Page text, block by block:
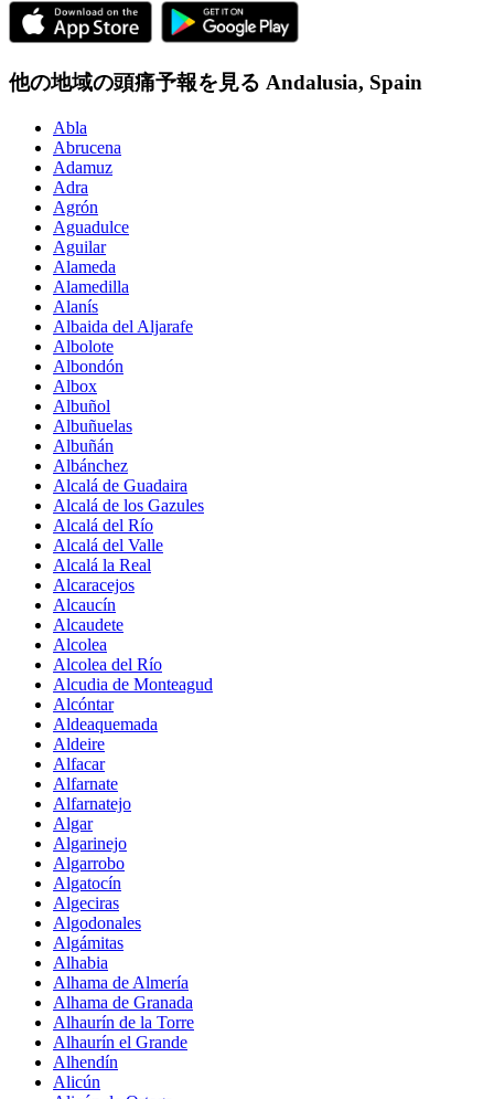
他の地域の頭痛予報を見る Andalusia, Spain
Abla
Abrucena
Adamuz
Adra
Agrón
Aguadulce
Aguilar
Alameda
Alamedilla
Alanís
Albaida del Aljarafe
Albolote
Albondón
Albox
Albuñol
Albuñuelas
Albuñán
Albánchez
Alcalá de Guadaira
Alcalá de los Gazules
Alcalá del Río
Alcalá del Valle
Alcalá la Real
Alcaracejos
Alcaucín
Alcaudete
Alcolea
Alcolea del Río
Alcudia de Monteagud
Alcóntar
Aldeaquemada
Aldeire
Alfacar
Alfarnate
Alfarnatejo
Algar
Algarinejo
Algarrobo
Algatocín
Algeciras
Algodonales
Algámitas
Alhabia
Alhama de Almería
Alhama de Granada
Alhaurín de la Torre
Alhaurín el Grande
Alhendín
Alicún